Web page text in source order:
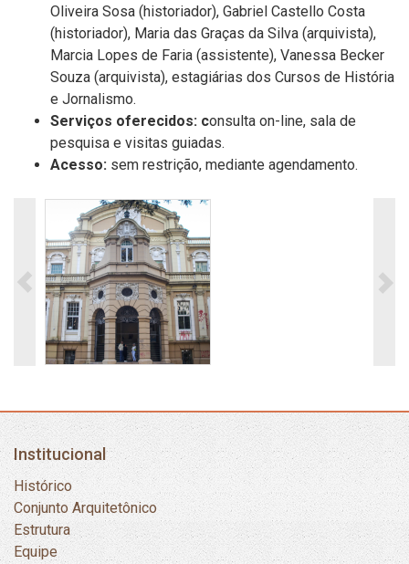
Oliveira Sosa (historiador), Gabriel Castello Costa
(historiador), Maria das Graças da Silva (arquivista),
Marcia Lopes de Faria (assistente), Vanessa Becker
Souza (arquivista), estagiárias dos Cursos de História
e Jornalismo.
Serviços oferecidos: consulta on-line, sala de
pesquisa e visitas guiadas.
Acesso: sem restrição, mediante agendamento.
Institucional
Histórico
Conjunto Arquitetônico
Estrutura
Equipe